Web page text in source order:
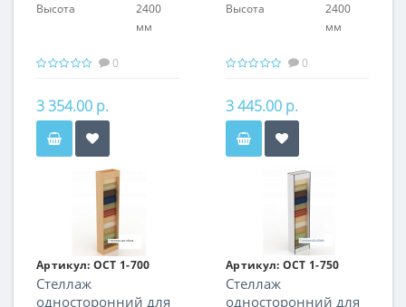
Высота
2400
мм
0
3 354.00 р.
Высота
2400
мм
0
3 445.00 р.
Артикул: ОСТ 1-700
Стеллаж
односторонний для
Артикул: ОСТ 1-750
Стеллаж
односторонний для